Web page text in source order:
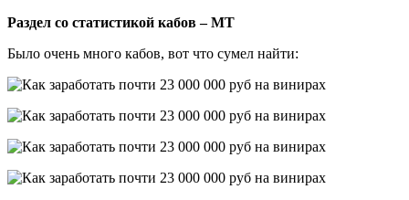
Раздел со статистикой кабов – МТ
Было очень много кабов, вот что сумел найти: